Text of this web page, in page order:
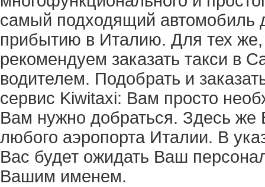
самый подходящий автомобиль
прибытию в Италию. Для тех же,
рекомендуем заказать такси в
водителем. Подобрать и
сервис Kiwitaxi: Вам просто
Вам нужно добраться. Здесь же
любого аэропорта Италии. В
Вас будет ожидать Ваш
Вашим именем.